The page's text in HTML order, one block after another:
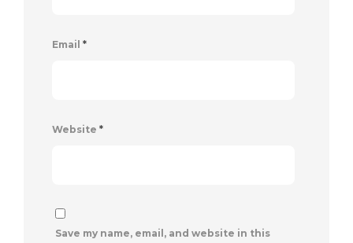
Email *
Website *
Save my name, email, and website in this